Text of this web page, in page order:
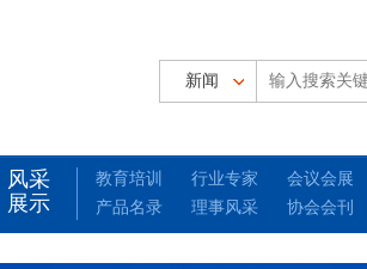
风采
展示
教育培训 行业专家 会议会展
产品名录
理事风采 协会会刊